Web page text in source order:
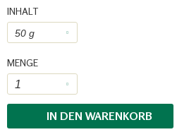
INHALT
MENGE
IN DEN WARENKORB